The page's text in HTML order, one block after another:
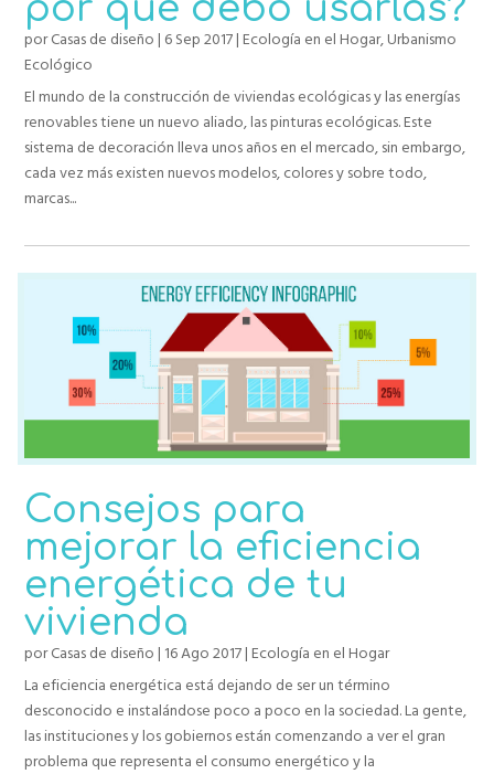
por qué debo usarlas?
porCasas de diseño | 6 Sep 2017|Ecología en el Hogar,Urbanismo
Ecológico
El mundo de la construcción de viviendas ecológicas y las energías
renovables tiene un nuevo aliado, las pinturas ecológicas. Este
sistema de decoración lleva unos años en el mercado, sin embargo,
cada vez más existen nuevos modelos, colores y sobre todo,
marcas...
Consejos para
mejorar la eficiencia
energética de tu
vivienda
porCasas de diseño | 16 Ago 2017|Ecología en el Hogar
La eficiencia energética está dejando de ser un término
desconocido e instalándose poco a poco en la sociedad. La gente,
las instituciones y los gobiernos están comenzando a ver el gran
problema que representa el consumo energético y la